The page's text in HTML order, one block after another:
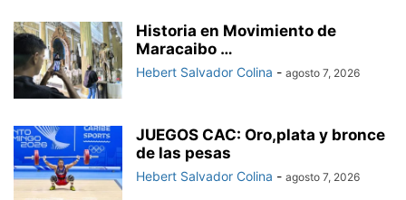
Historia en Movimiento de
Maracaibo …
Hebert Salvador Colina - agosto 7, 2026
JUEGOS CAC: Oro,plata y bronce
de las pesas
Hebert Salvador Colina - agosto 7, 2026